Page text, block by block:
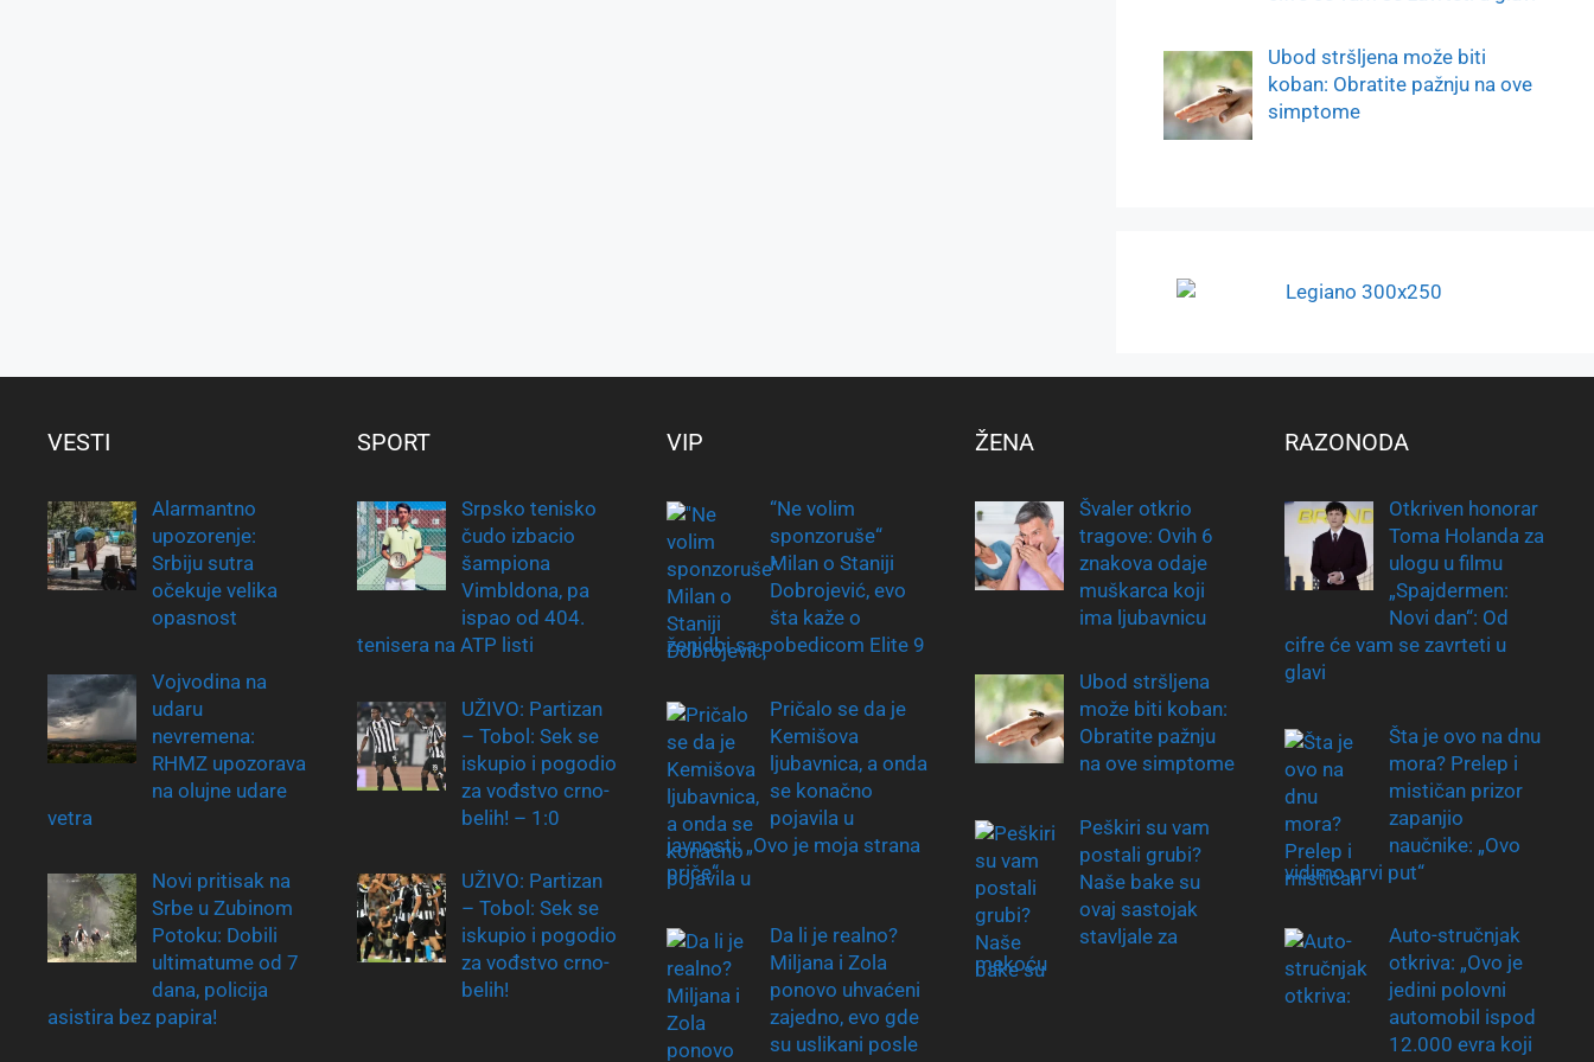
Ubod stršljena može biti
koban: Obratite pažnju na ove
simptome
VESTI
Alarmantno
upozorenje:
Srbiju sutra
očekuje velika
opasnost
Vojvodina na
udaru
nevremena:
RHMZ upozorava
na olujne udare
vetra
Novi pritisak na
Srbe u Zubinom
Potoku: Dobili
ultimatume od 7
dana, policija
asistira bez papira!
SPORT
Srpsko tenisko
čudo izbacio
šampiona
Vimbldona, pa
ispao od 404.
tenisera na ATP listi
UŽIVO: Partizan
– Tobol: Sek se
iskupio i pogodio
za vođstvo crno-
belih! – 1:0
UŽIVO: Partizan
– Tobol: Sek se
iskupio i pogodio
za vođstvo crno-
belih!
VIP
“Ne volim
sponzoruše“
Milan o Staniji
Dobrojević, evo
šta kaže o
ženidbi sa pobedicom Elite 9
Pričalo se da je
Kemišova
ljubavnica, a onda
se konačno
pojavila u
javnosti: „Ovo je moja strana
priče“
Da li je realno?
Miljana i Zola
ponovo uhvaćeni
zajedno, evo gde
su uslikani posle
ŽENA
Švaler otkrio
tragove: Ovih 6
znakova odaje
muškarca koji
ima ljubavnicu
Ubod stršljena
može biti koban:
Obratite pažnju
na ove simptome
Peškiri su vam
postali grubi?
Naše bake su
ovaj sastojak
stavljale za
mekoću
RAZONODA
Otkriven honorar
Toma Holanda za
ulogu u filmu
„Spajdermen:
Novi dan“: Od
cifre će vam se zavrteti u
glavi
Šta je ovo na dnu
mora? Prelep i
mističan prizor
zapanjio
naučnike: „Ovo
vidimo prvi put“
Auto-stručnjak
otkriva: „Ovo je
jedini polovni
automobil ispod
12.000 evra koji